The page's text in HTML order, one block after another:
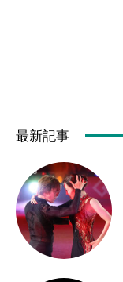
最新記事